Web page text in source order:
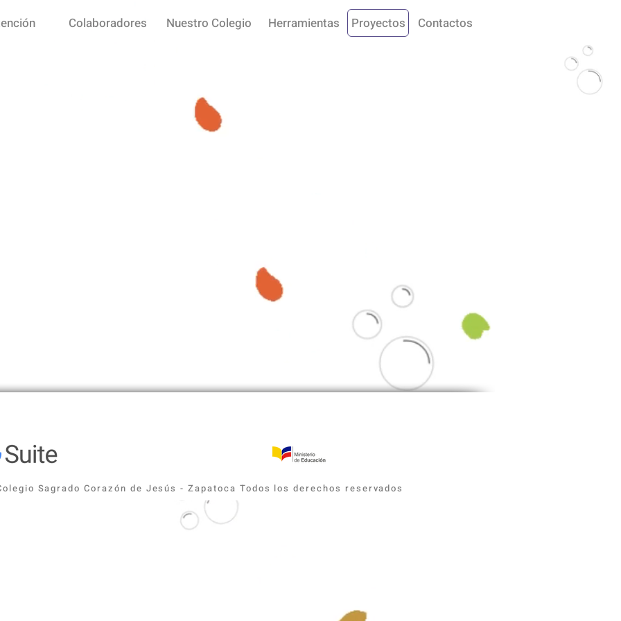
Colaboradores Nuestro Colegio Herramientas Proyectos Contactos
Sagrado Corazón de Jesús - Zapatoca Todos los derechos reservados